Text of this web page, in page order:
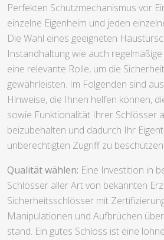
Perfekten Schutzmechanismus vor
einzelne Eigenheim und jeden
Die Wahl eines geeigneten
Instandhaltung wie auch
eine relevante Rolle, um die
gewährleisten. Im Folgenden sind
Hinweise, die Ihnen helfen können,
sowie Funktionalität Ihrer Schlösser
beizubehalten und dadurch Ihr
unberechtigten Zugriff zu beschützen.
Qualität wählen: Eine Investition in
Schlösser aller Art von bekannten
Sicherheitsschlösser mit
Manipulationen und Aufbrüchen
stand. Ein gutes Schloss ist eine